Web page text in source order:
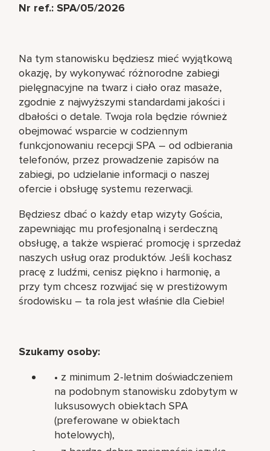
Nr ref.: SPA/05/2026
Na tym stanowisku będziesz mieć wyjątkową
okazję, by wykonywać różnorodne zabiegi
pielęgnacyjne na twarz i ciało oraz masaże,
zgodnie z najwyższymi standardami jakości i
dbałości o detale. Twoja rola będzie również
obejmować wsparcie w codziennym
funkcjonowaniu recepcji SPA – od odbierania
telefonów, przez prowadzenie zapisów na
zabiegi, po udzielanie informacji o naszej
ofercie i obsługę systemu rezerwacji.
Będziesz dbać o każdy etap wizyty Gościa,
zapewniając mu profesjonalną i serdeczną
obsługę, a także wspierać promocję i sprzedaż
naszych usług oraz produktów. Jeśli kochasz
pracę z ludźmi, cenisz piękno i harmonię, a
przy tym chcesz rozwijać się w prestiżowym
środowisku – ta rola jest właśnie dla Ciebie!
Szukamy osoby:
• z minimum 2-letnim doświadczeniem
na podobnym stanowisku zdobytym w
luksusowych obiektach SPA
(preferowane w obiektach
hotelowych),